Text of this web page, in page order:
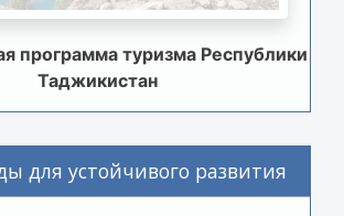
программа туризма Республики
Таджикистан
для устойчивого развития